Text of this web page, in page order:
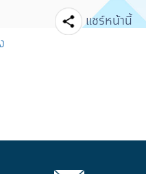
แชร์หน้านี้
Facebook
Line